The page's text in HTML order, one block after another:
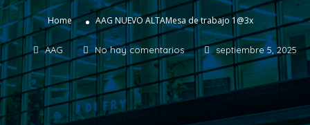
Home » AAG NUEVO ALTAMesa de trabajo 1@3x
AAG No hay comentarios septiembre 5, 2025